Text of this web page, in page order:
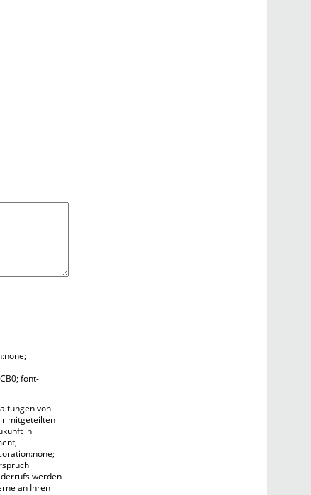
font-
von
mitgeteilten
in
werden
an Ihren